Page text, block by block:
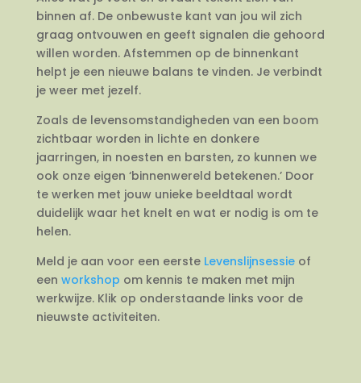
binnen af. De onbewuste kant van jou wil zich
graag ontvouwen en geeft signalen die gehoord
willen worden. Afstemmen op de binnenkant
helpt je een nieuwe balans te vinden. Je verbindt
je weer met jezelf.
Zoals de levensomstandigheden van een boom
zichtbaar worden in lichte en donkere
jaarringen, in noesten en barsten, zo kunnen we
ook onze eigen ‘binnenwereld betekenen.’ Door
te werken met jouw unieke beeldtaal wordt
duidelijk waar het knelt en wat er nodig is om te
helen.
Meld je aan voor een eerste Levenslijnsessieof
een workshop om kennis te maken met mijn
werkwijze. Klik op onderstaande links voor de
nieuwste activiteiten.